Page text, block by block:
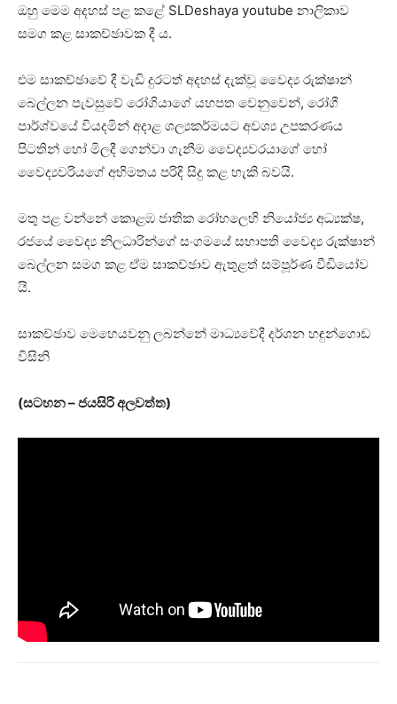
ඔහු මෙම අදහස් පළ කළේ SLDeshaya youtube නාලිකාව
සමග කළ සාකච්ඡාවක දී ය.
එම සාකච්ඡාවේ දී වැඩි දුරටත් අදහස් දැක්වූ වෛද්‍ය රුක්ෂාන්
බෙල්ලන පැවසුවේ රෝගියාගේ යහපත වෙනුවෙන්, රෝගී
පාර්ශ්වයේ වියදමින් අදාළ ශල්‍යකර්මයට අවශ්‍ය උපකරණය
පිටතින් හෝ මිලදී ගෙන්වා ගැනීම වෛද්‍යවරයාගේ හෝ
වෛද්‍යවරියගේ අභිමතය පරිදි සිදු කළ හැකි බවයි.
මතු පළ වන්නේ කොළඹ ජාතික රෝහලෙහි නියෝජ්‍ය අධ්‍යක්ෂ,
රජයේ වෛද්‍ය නිලධාරින්ගේ සංගමයේ සභාපති වෛද්‍ය රුක්ෂාන්
බෙල්ලන සමග කළ ඒම සාකච්ඡාව ඇතුළත් සම්පූර්ණ වීඩියෝව
යි.
සාකච්ඡාව මෙහෙයවනු ලබන්නේ මාධ්‍යවේදී දර්ශන හඳුන්ගොඩ
විසිනි
(සටහන – ජයසිරි අලවත්ත)